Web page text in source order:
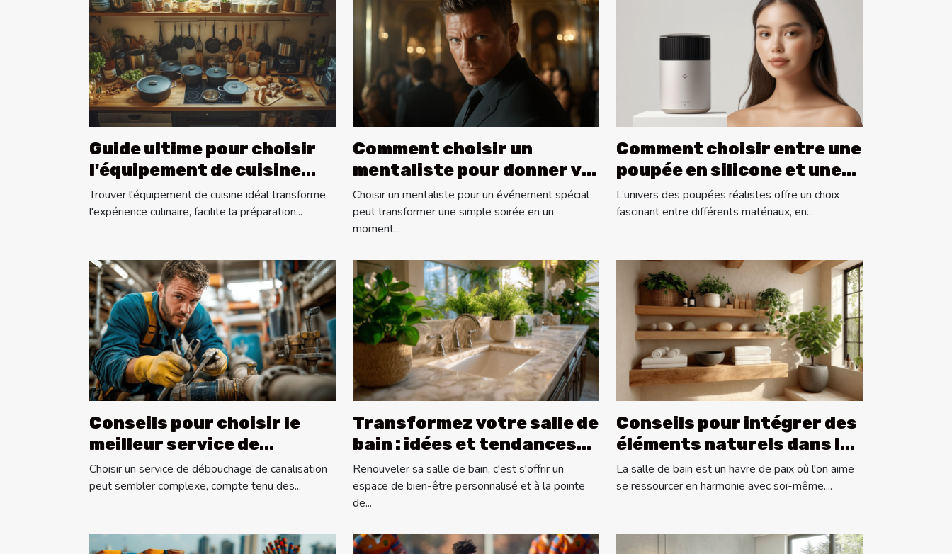
Guide ultime pour choisir
l'équipement de cuisine
idéal
Trouver l'équipement de cuisine idéal transforme
l'expérience culinaire, facilite la préparation...
Comment choisir un
mentaliste pour donner vie
à vos événements spéciaux
Choisir un mentaliste pour un événement spécial
peut transformer une simple soirée en un
moment...
Comment choisir entre une
poupée en silicone et une
en TPE ?
L’univers des poupées réalistes offre un choix
fascinant entre différents matériaux, en...
Conseils pour choisir le
meilleur service de
débouchage de
canalisation
Choisir un service de débouchage de canalisation
peut sembler complexe, compte tenu des...
Transformez votre salle de
bain : idées et tendances
de conception sur mesure
Renouveler sa salle de bain, c'est s'offrir un
espace de bien-être personnalisé et à la pointe
de...
Conseils pour intégrer des
éléments naturels dans la
décoration de salle de bain
La salle de bain est un havre de paix où l'on aime
se ressourcer en harmonie avec soi-même....